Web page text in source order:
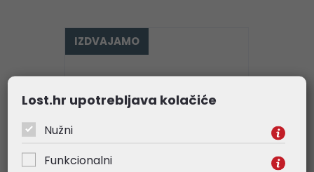
IZDVAJAMO
Lost.hr upotrebljava kolačiće
Nužni
Funkcionalni